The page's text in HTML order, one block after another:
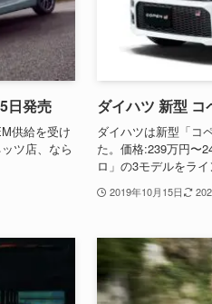
日発売
供給を受け
ツ店、なら
ダイハツ 新型
ダイハツは新型「コ
た。価格:239万円〜
ロ」の3モデルをラ
2019年10月15日